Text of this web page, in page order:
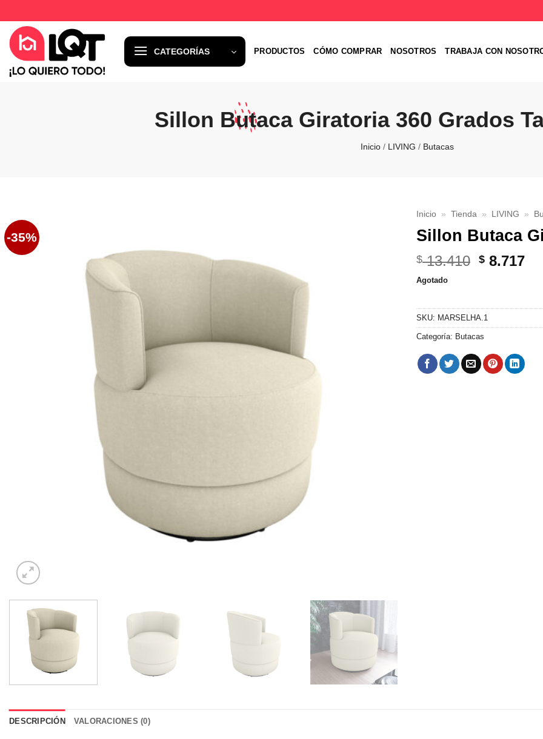
al
contenido
CATEGORÍAS PRODUCTOS CÓMO COMPRAR NOSOTROS TRABAJA CON
Sillon Butaca Giratoria 360 Grados
Inicio / LIVING / Butacas
-35%
Inicio » Tienda » LIVING »
Sillon Butaca
$13.410 El
$ 13.410.
$ 8.717El
Agotado
SKU: MARSELHA.1
Categoría: Butacas
DESCRIPCIÓN VALORACIONES (0)